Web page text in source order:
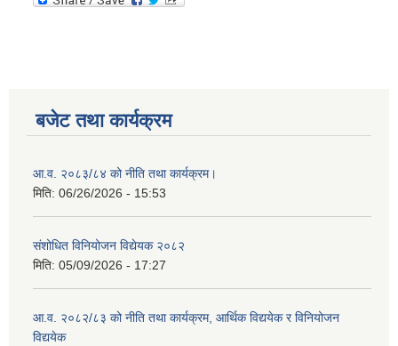
बजेट तथा कार्यक्रम
आ.व. २०८३/८४ को नीति तथा कार्यक्रम।
मिति: 06/26/2026 - 15:53
संशोधित विनियोजन विद्येयक २०८२
मिति: 05/09/2026 - 17:27
आ.व. २०८२/८३ को नीति तथा कार्यक्रम, आर्थिक विद्ययेक र विनियोजन
विद्ययेक